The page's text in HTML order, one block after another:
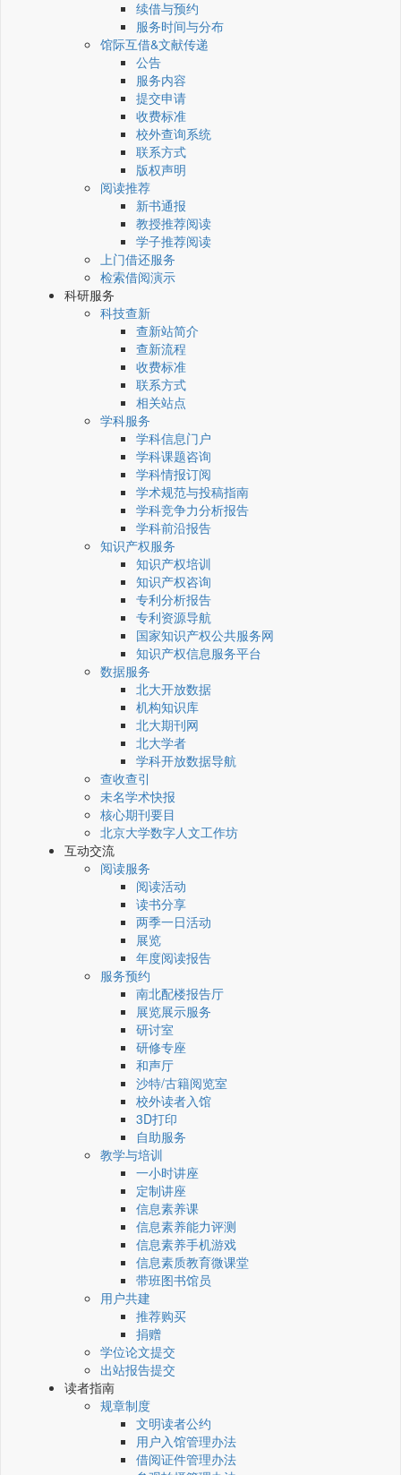
续借与预约
服务时间与分布
馆际互借&文献传递
公告
服务内容
提交申请
收费标准
校外查询系统
联系方式
版权声明
阅读推荐
新书通报
教授推荐阅读
学子推荐阅读
上门借还服务
检索借阅演示
科研服务
科技查新
查新站简介
查新流程
收费标准
联系方式
相关站点
学科服务
学科信息门户
学科课题咨询
学科情报订阅
学术规范与投稿指南
学科竞争力分析报告
学科前沿报告
知识产权服务
知识产权培训
知识产权咨询
专利分析报告
专利资源导航
国家知识产权公共服务网
知识产权信息服务平台
数据服务
北大开放数据
机构知识库
北大期刊网
北大学者
学科开放数据导航
查收查引
未名学术快报
核心期刊要目
北京大学数字人文工作坊
互动交流
阅读服务
阅读活动
读书分享
两季一日活动
展览
年度阅读报告
服务预约
南北配楼报告厅
展览展示服务
研讨室
研修专座
和声厅
沙特/古籍阅览室
校外读者入馆
3D打印
自助服务
教学与培训
一小时讲座
定制讲座
信息素养课
信息素养能力评测
信息素养手机游戏
信息素质教育微课堂
带班图书馆员
用户共建
推荐购买
捐赠
学位论文提交
出站报告提交
读者指南
规章制度
文明读者公约
用户入馆管理办法
借阅证件管理办法